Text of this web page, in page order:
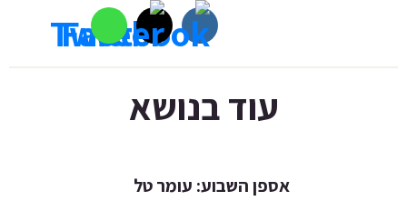
עוד בנושא
אספן השבוע: עומר טל